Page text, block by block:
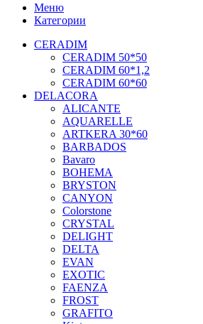
Меню
Категории
CERADIM
CERADIM 50*50
CERADIM 60*1,2
CERADIM 60*60
DELACORA
ALICANTE
AQUARELLE
ARTKERA 30*60
BARBADOS
Bavaro
BOHEMA
BRYSTON
CANYON
Colorstone
CRYSTAL
DELIGHT
DELTA
EVAN
EXOTIC
FAENZA
FROST
GRAFITO